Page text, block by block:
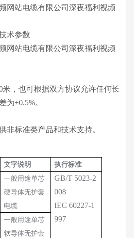
网站电缆有限公司深夜福利视频
技术参数
网站电缆有限公司深夜福利视频
，也可根据双方协议允许任何长
±0.5%。
标准类产品和技术支持。
文字说明
执行标准
一般用途单芯
硬导体无护套
电缆
GB/T 5023-2
008
IEC 60227-1
997
一般用途单芯
软导体无护套